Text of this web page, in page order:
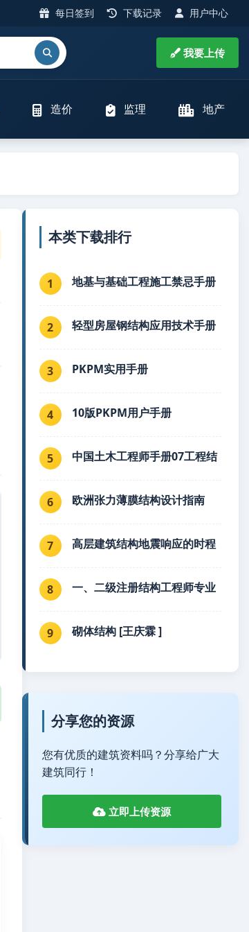
每日签到 下载记录 用户中心
我要上传
造价 监理 地产
本类下载排行
1 地基与基础工程施工禁忌手册
2 轻型房屋钢结构应用技术手册
3 PKPM实用手册
4 10版PKPM用户手册
5 中国土木工程师手册07工程结
6 欧洲张力薄膜结构设计指南
7 高层建筑结构地震响应的时程
8 一、二级注册结构工程师专业
9 砌体结构 [王庆霖 ]
分享您的资源
您有优质的建筑资料吗？分享给广大
建筑同行！
立即上传资源